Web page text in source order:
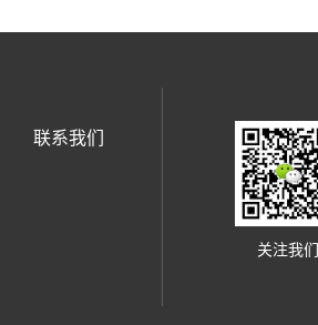
联系我们
关注我们